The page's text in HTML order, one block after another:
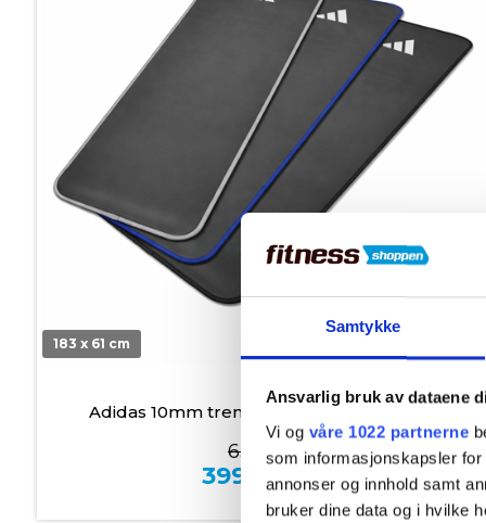
Samtykke
Ansvarlig bruk av dataene
Vi og våre 1022 partnerne
som informasjonskapsler
annonser og innhold samt
bruker dine data og i hvilke
183 x 61 cm
Adidas 10mm treningsmatte – 183 x 61 cm
639,00
399,00kr.